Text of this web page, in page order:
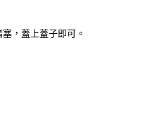
，蓋上蓋子即可。